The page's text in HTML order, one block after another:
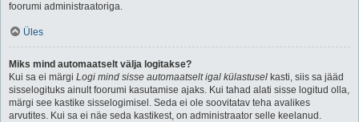
foorumi administraatoriga.
Üles
Miks mind automaatselt välja logitakse?
Kui sa ei märgi Logi mind sisse automaatselt igal külastusel kasti, siis sa jääd
sisselogituks ainult foorumi kasutamise ajaks. Kui tahad alati sisse logitud olla,
märgi see kastike sisselogimisel. Seda ei ole soovitatav teha avalikes
arvutites. Kui sa ei näe seda kastikest, on administraator selle keelanud.